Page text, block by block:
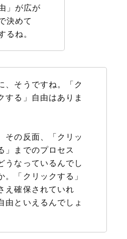
」が広が
決めて
るね。
、そうですね。「ク
する」自由はありま
その反面、「クリッ
」までのプロセス
うなっているんでし
。「クリックする」
え確保されていれ
由といえるんでしょ